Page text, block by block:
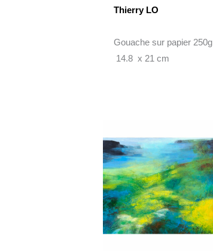
Thierry LO
Gouache sur papier 250g
14.8 x 21 cm